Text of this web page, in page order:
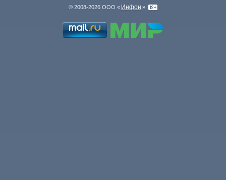
© 2008-2026 ООО « Инфон »